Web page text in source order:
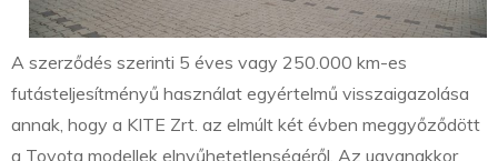
A szerződés szerinti 5 éves vagy 250.000 km-es
futásteljesítményű használat egyértelmű visszaigazolása
annak, hogy a KITE Zrt. az elmúlt két évben meggyőződött
a Toyota modellek elnyűhetetlenségéről. Az ugyanakkor